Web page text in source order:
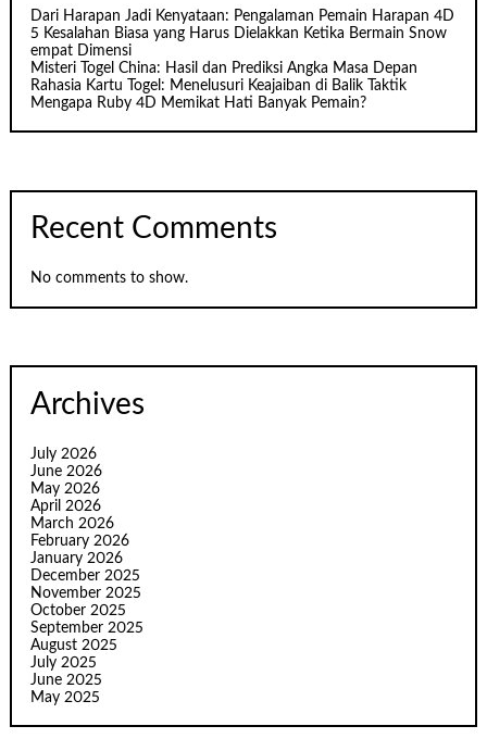
Dari Harapan Jadi Kenyataan: Pengalaman Pemain Harapan 4D
5 Kesalahan Biasa yang Harus Dielakkan Ketika Bermain Snow
empat Dimensi
Misteri Togel China: Hasil dan Prediksi Angka Masa Depan
Rahasia Kartu Togel: Menelusuri Keajaiban di Balik Taktik
Mengapa Ruby 4D Memikat Hati Banyak Pemain?
Recent Comments
No comments to show.
Archives
July 2026
June 2026
May 2026
April 2026
March 2026
February 2026
January 2026
December 2025
November 2025
October 2025
September 2025
August 2025
July 2025
June 2025
May 2025